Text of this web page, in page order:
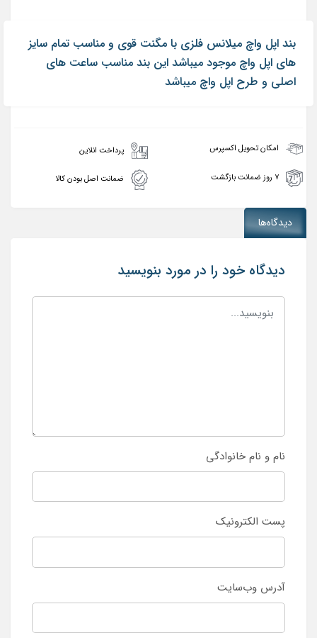
بند اپل واچ میلانس فلزی با مگنت قوی و مناسب تمام سایز
های اپل واچ موجود میباشد این بند مناسب ساعت های
اصلی و طرح اپل واچ میباشد
امکان تحویل اکسپرس پرداخت انلاین
۷ روز ضمانت بازگشت ضمانت اصل بودن کالا
دیدگاه‌ها
دیدگاه خود را در مورد بنویسید
نام و نام خانوادگی
پست الکترونیک
آدرس وب‌سایت